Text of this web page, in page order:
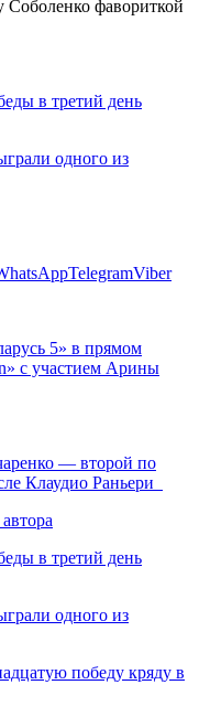
в третий день
одного из
TelegramViber
5» в прямом
с участием Арины
— второй по
Клаудио Раньери
в третий день
одного из
победу кряду в